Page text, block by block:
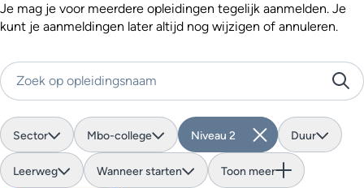
Je mag je voor meerdere opleidingen tegelijk aanmelden. Je
kunt je aanmeldingen later altijd nog wijzigen of annuleren.
Zoek op opleidingsnaam
Sector Mbo-college Niveau 2 Duur
Leerweg Wanneer starten Toon meer